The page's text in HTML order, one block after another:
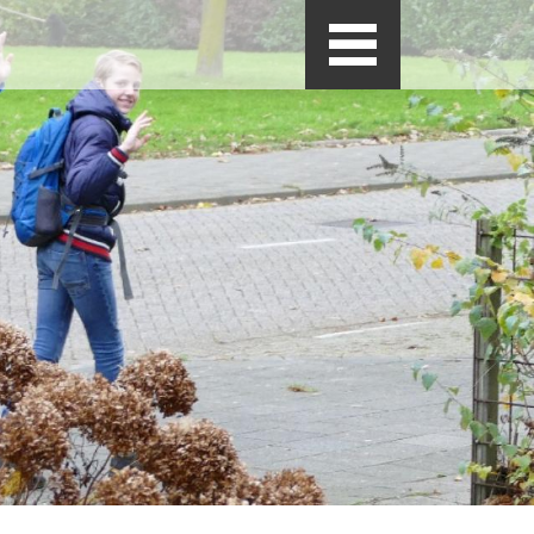
Nieuws
Meiden in actie!
Jaarverslag De
Woestijnroos 2025
Beleidsplan 2026 -
2027
Kerstgroet 2025
Geslaagde
boterletteractie!